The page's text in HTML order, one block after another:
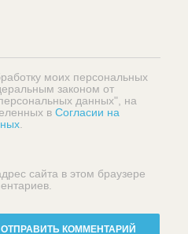
моих персональных
законом от
данных", на
в Согласии на
сайта в этом браузере